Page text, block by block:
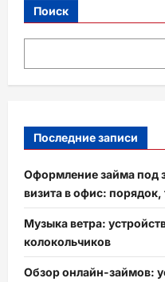
Поиск
Последние записи
Оформление займа под
визита в офис:
Музыка ветра:
колокольчиков
Обзор онлайн-займов: